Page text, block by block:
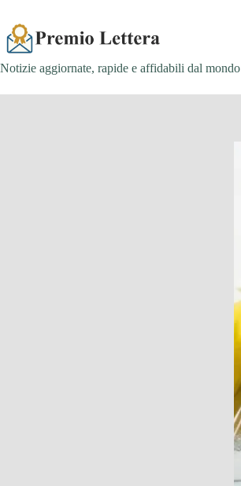
contenuto
Notizie aggiornate, rapide e affidabili dal mondo